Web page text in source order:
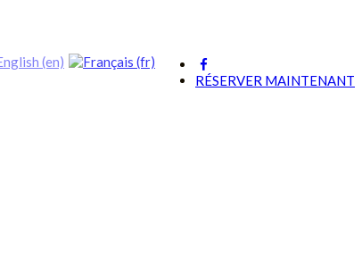
RÉSERVER MAINTENANT